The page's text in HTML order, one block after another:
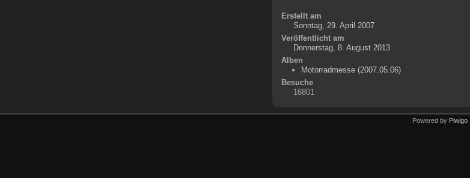
Erstellt am
Sonntag, 29. April 2007
Veröffentlicht am
Donnerstag, 8. August 2013
Alben
Motorradmesse (2007.05.06)
Besuche
16801
Powered by Piwigo